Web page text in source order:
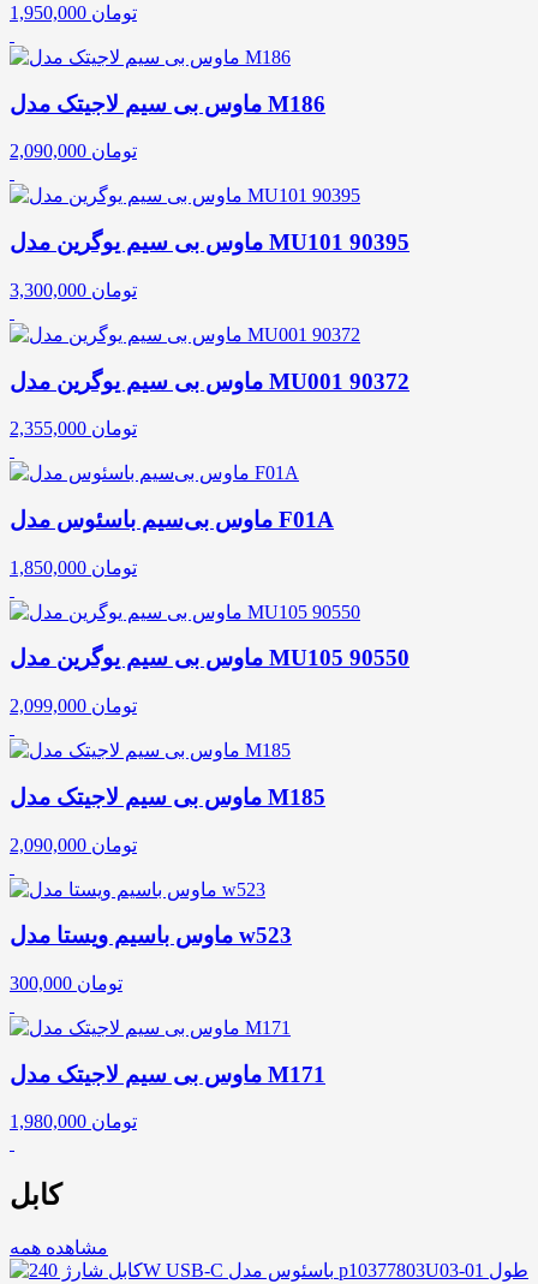
1,950,000 تومان
ماوس بی سیم لاجیتک مدل M186
2,090,000 تومان
ماوس بی سیم یوگرین مدل MU101 90395
3,300,000 تومان
ماوس بی سیم یوگرین مدل MU001 90372
2,355,000 تومان
ماوس بی‌سیم باسئوس مدل F01A
1,850,000 تومان
ماوس بی سیم یوگرین مدل MU105 90550
2,099,000 تومان
ماوس بی سیم لاجیتک مدل M185
2,090,000 تومان
ماوس باسیم ویستا مدل w523
300,000 تومان
ماوس بی سیم لاجیتک مدل M171
1,980,000 تومان
کابل
مشاهده همه